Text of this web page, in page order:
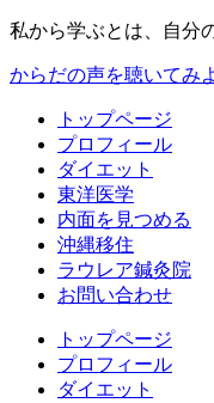
私から学ぶとは、自分
からだの声を聴いてみ
トップページ
プロフィール
ダイエット
東洋医学
内面を見つめる
沖縄移住
ラウレア鍼灸院
お問い合わせ
トップページ
プロフィール
ダイエット